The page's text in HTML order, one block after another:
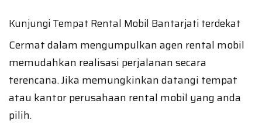
Kunjungi Tempat Rental Mobil Bantarjati terdekat
Cermat dalam mengumpulkan agen rental mobil
memudahkan realisasi perjalanan secara
terencana. Jika memungkinkan datangi tempat
atau kantor perusahaan rental mobil yang anda
pilih.